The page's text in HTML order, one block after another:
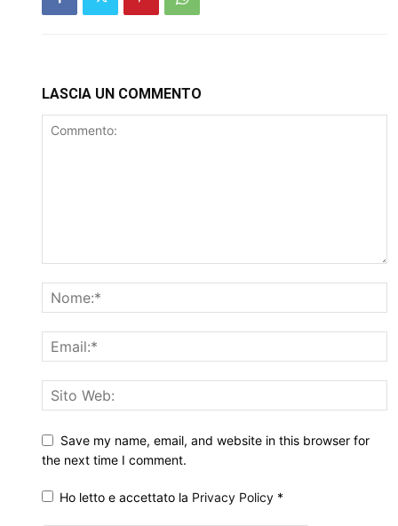
LASCIA UN COMMENTO
Save my name, email, and website in this browser for
the next time I comment.
Ho letto e accettato la Privacy Policy *